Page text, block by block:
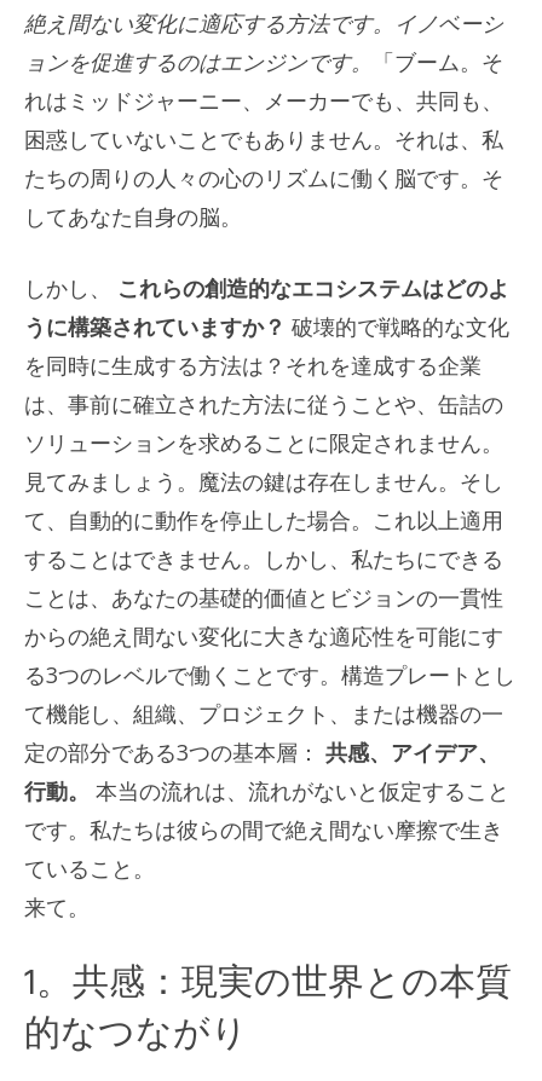
絶え間ない変化に適応する方法です。イノベーシ
ョンを促進するのはエンジンです。
「ブーム。そ
れはミッドジャーニー、メーカーでも、共同も、
困惑していないことでもありません。それは、私
たちの周りの人々の心のリズムに働く脳です。そ
してあなた自身の脳。
しかし、 これらの創造的なエコシステムはどのよ
うに構築されていますか？ 破壊的で戦略的な文化
を同時に生成する方法は？それを達成する企業
は、事前に確立された方法に従うことや、缶詰の
ソリューションを求めることに限定されません。
見てみましょう。魔法の鍵は存在しません。そし
て、自動的に動作を停止した場合。これ以上適用
することはできません。しかし、私たちにできる
ことは、あなたの基礎的価値とビジョンの一貫性
からの絶え間ない変化に大きな適応性を可能にす
る3つのレベルで働くことです。構造プレートとし
て機能し、組織、プロジェクト、または機器の一
定の部分である3つの基本層： 共感、アイデア、
行動。
本当の流れは、流れがないと仮定すること
です。私たちは彼らの間で絶え間ない摩擦で生き
ていること。
来て。
1。共感：現実の世界との本質
的なつながり